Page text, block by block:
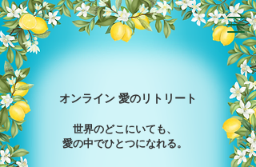
オンライン 愛のリトリート
世界のどこにいても、
愛の中でひとつになれる。